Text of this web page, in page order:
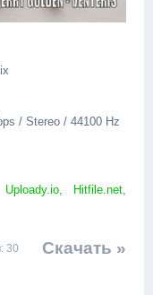
/ Stereo / 44100 Hz
Hitfile.net,
Скачать »
30